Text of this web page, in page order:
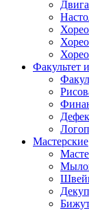
Факультет
Мастерские